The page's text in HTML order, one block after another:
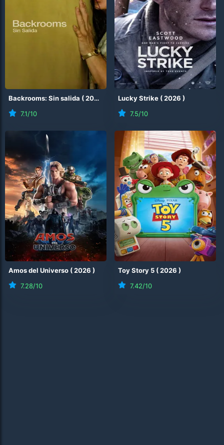
Backrooms: Sin salida (2026
7.1/10
Lucky Strike (2026 )
7.5/10
Amos del Universo (2026 )
7.28/10
Toy Story 5 (2026 )
7.42/10